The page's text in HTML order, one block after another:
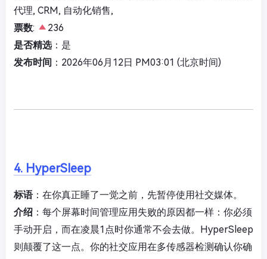
代理, CRM, 自动化销售,
票数:
236
是否精选：是
发布时间 ：2026年06月12日 PM03:01 (北京时间)
4. HyperSleep
标语：在你真正睡了一觉之前，先暂停使用社交媒体。
介绍 ：每个屏幕时间管理应用失败的原因都一样：你必须
手动开启，而在凌晨1点时你通常不会去做。HyperSleep
则颠覆了这一点。你的社交应用在多传感器检测确认你确